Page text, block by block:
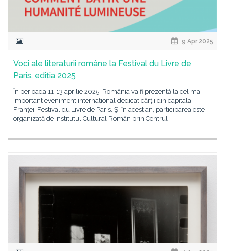
9 Apr 2025
Voci ale literaturii române la Festival du Livre de
Paris, ediția 2025
În perioada 11-13 aprilie 2025, România va fi prezentă la cel mai
important eveniment internațional dedicat cărții din capitala
Franței: Festival du Livre de Paris. Şi în acest an, participarea este
organizată de Institutul Cultural Român prin Centrul